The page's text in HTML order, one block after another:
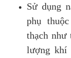
Sử dụng
phụ
thạch như
lượng khí